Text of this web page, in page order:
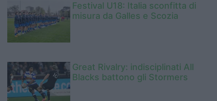
Festival U18: Italia sconfitta di
misura da Galles e Scozia
Great Rivalry: indisciplinati All
Blacks battono gli Stormers